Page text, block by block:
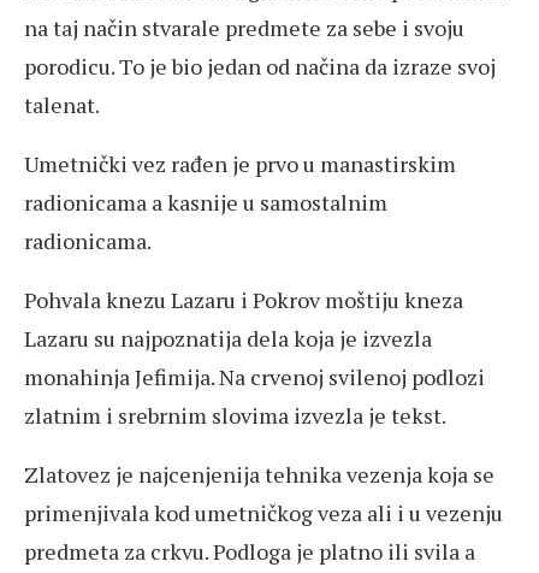
na taj način stvarale predmete za sebe i svoju
porodicu. To je bio jedan od načina da izraze svoj
talenat.
Umetnički vez rađen je prvo u manastirskim
radionicama a kasnije u samostalnim
radionicama.
Pohvala knezu Lazaru i Pokrov moštiju kneza
Lazaru su najpoznatija dela koja je izvezla
monahinja Jefimija. Na crvenoj svilenoj podlozi
zlatnim i srebrnim slovima izvezla je tekst.
Zlatovez je najcenjenija tehnika vezenja koja se
primenjivala kod umetničkog veza ali i u vezenju
predmeta za crkvu. Podloga je platno ili svila a